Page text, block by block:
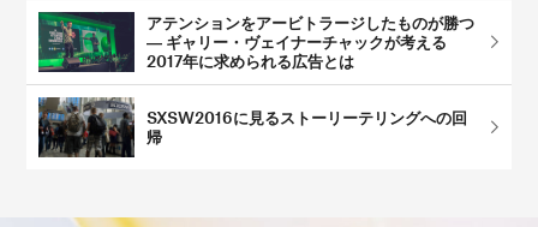
アテンションをアービトラージしたものが勝つ
― ギャリー・ヴェイナーチャックが考える
2017年に求められる広告とは
SXSW2016に見るストーリーテリングへの回
帰